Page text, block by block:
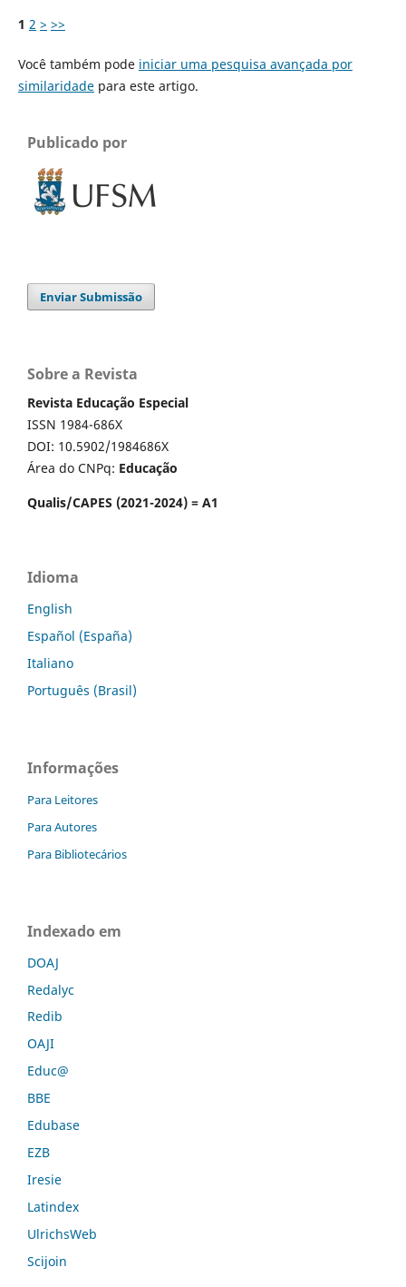
1 2 > >>
Você também pode iniciar uma pesquisa avançada por
similaridadepara este artigo.
Publicado por
Enviar Submissão
Sobre a Revista
Revista Educação Especial
ISSN 1984-686X
DOI: 10.5902/1984686X
Área do CNPq: Educação
Qualis/CAPES (2021-2024) = A1
Idioma
English
Español (España)
Italiano
Português (Brasil)
Informações
Para Leitores
Para Autores
Para Bibliotecários
Indexado em
DOAJ
Redalyc
Redib
OAJI
Educ@
BBE
Edubase
EZB
Iresie
Latindex
UlrichsWeb
Scijoin